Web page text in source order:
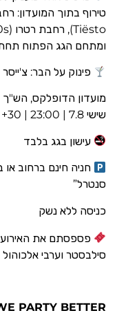
ומתחם הגג הפתוח
פינוק על הבר: צ'ייסר ב-10 ש"ח בלבד בכל
מועדון הדופלקס, הש"ך 10, תל אביב
שישי 7.8 | 23:00 | 30+
עישון בגג בלבד
סנטרל”
כניסה ללא נשק
פספסתם את
סילבסטר וערבי אלכוהול
PARTY BETTER